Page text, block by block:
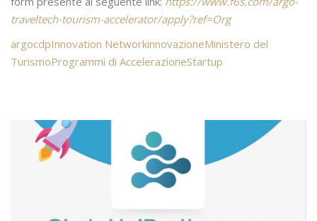
traveltech-tourism-accelerator/apply?ref=Org
argocdpInnovation NetworkinnovazioneMinistero del
TurismoProgrammi di AccelerazioneStartup